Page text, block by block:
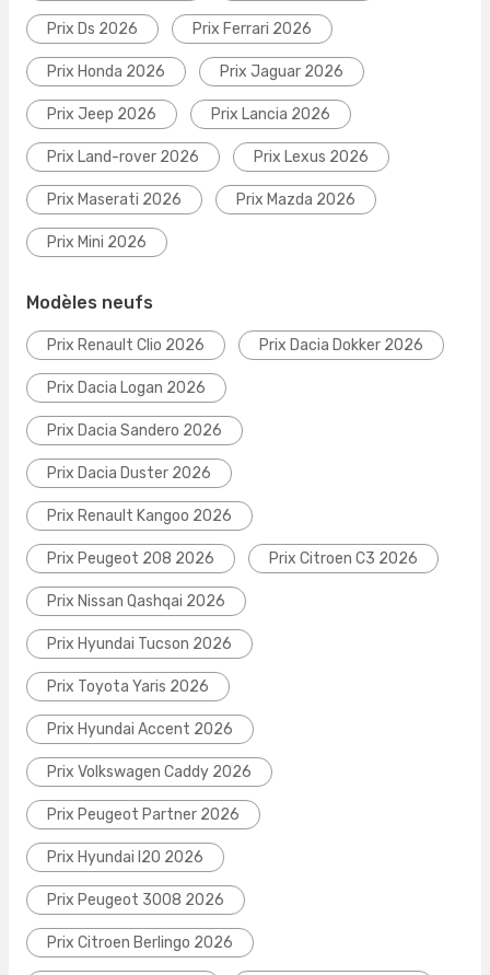
Prix Ds 2026 Prix Ferrari 2026
Prix Honda 2026 Prix Jaguar 2026
Prix Jeep 2026 Prix Lancia 2026
Prix Land-rover 2026 Prix Lexus 2026
Prix Maserati 2026 Prix Mazda 2026
Prix Mini 2026
Modèles neufs
Prix Renault Clio 2026 Prix Dacia Dokker 2026
Prix Dacia Logan 2026
Prix Dacia Sandero 2026
Prix Dacia Duster 2026
Prix Renault Kangoo 2026
Prix Peugeot 208 2026 Prix Citroen C3 2026
Prix Nissan Qashqai 2026
Prix Hyundai Tucson 2026
Prix Toyota Yaris 2026
Prix Hyundai Accent 2026
Prix Volkswagen Caddy 2026
Prix Peugeot Partner 2026
Prix Hyundai I20 2026
Prix Peugeot 3008 2026
Prix Citroen Berlingo 2026